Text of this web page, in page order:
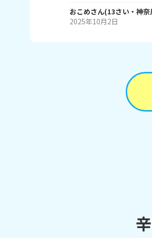
おこめさん(13さい・ 神奈
2025年10月2日